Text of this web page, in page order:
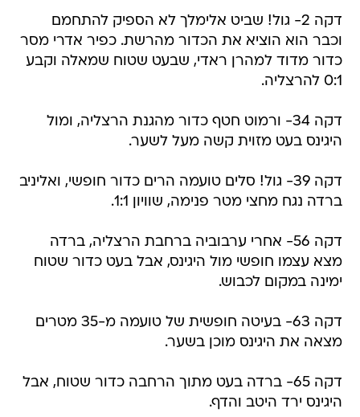
כדור מדוד למהרן ראדי, שבעט שטוח שמאלה וקבע
0:1 להרצליה.
דקה 34- ורמוט חטף כדור מהגנת הרצליה, ומול
דקה 39- גול! סלים טועמה הרים כדור חופשי, ואליניב
דקה 56- אחרי ערבוביה ברחבת הרצליה, ברדה
ימינה במקום לכבוש.
דקה 65- ברדה בעט מתוך הרחבה כדור שטוח, אבל